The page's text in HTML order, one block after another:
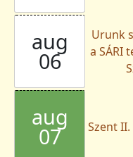
aug
06
Urunk
a SÁRI
aug
07 Szent